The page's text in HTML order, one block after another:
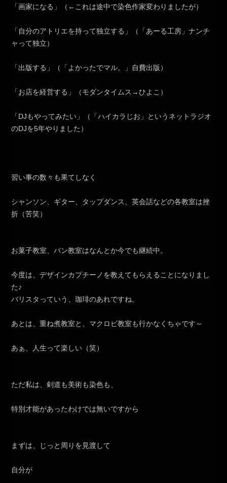
「画家になる」（←これは途中で染色作家変わりましたが）
「自分のアトリエを持って独立する」（「あーる工房」ナンチ
ャって独立）
「出版する」（「よかったでマル。」自費出版）
「お店を経営する」（モダンタイムス→ひよこ）
「DJもやってみたい」（「ハイカラじお」というネットラジオ
のDJを5年やりました）
習い事の数々も果てしなく
シャンソン、ギター、タップダンス、英会話などの各教室は挫
折（苦笑）
お菓子教室、パン教室はなんとか今でも継続中。
今度は、デザインカプチーノを教えてもらえることになりまし
た♪
バリスタっていう、珈琲のあれですね。
あとは、重ね煮教室と、マクロビ教室も行かなくちゃです～
あぁ、人生って楽しい（笑）
ただ私は、剣道も美術も染色も、
特別才能があったわけでは無いですから
まずは、じっと周りを見渡して
自分が